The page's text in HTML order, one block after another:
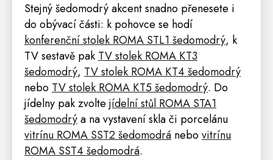
Stejný šedomodrý akcent snadno přenesete i
do obývací části: k pohovce se hodí
konferenční stolek ROMA STL1 šedomodrý, k
TV sestavě pak TV stolek ROMA KT3
šedomodrý, TV stolek ROMA KT4 šedomodrý
nebo TV stolek ROMA KT5 šedomodrý. Do
jídelny pak zvolte jídelní stůl ROMA STA1
šedomodrýa na vystavení skla či porcelánu
vitrínu ROMA SST2 šedomodrá nebovitrínu
ROMA SST4 šedomodrá.